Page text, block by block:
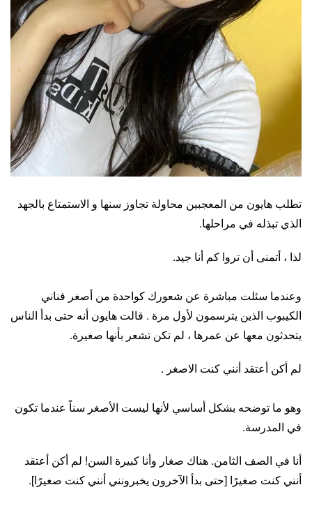
تطلب هايون من المعجبين محاولة تجاوز سنها و الاستمتاع بالجهد
الذي تبذله في مراحلها.
لذا ، أتمنى أن تروا كم أنا جيد.
وعندما سئلت مباشرة عن شعورك كواحدة من أصغر فناني
الكيبوب الذين يترسمون لأول مرة . قالت هايون أنه حتى بدأ الناس
يتحدثون معها عن عمرها ، لم تكن تشعر بأنها صغيرة.
لم أكن أعتقد أنني كنت الاصغر .
وهو ما توضحه بشكل أساسي لأنها ليست الأصغر سناً عندما تكون
في المدرسة.
أنا في الصف الثامن. هناك صغار وأنا كبيرة السن! لم أكن أعتقد
أنني كنت صغيرًا [حتى بدأ الآخرون يخبرونني أنني كنت صغيرًا].